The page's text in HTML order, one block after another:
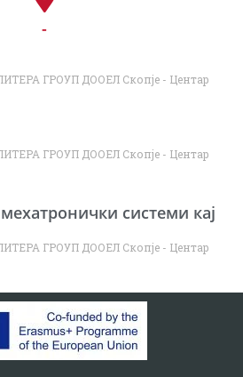
-
ГРОУП ДООЕЛ Скопје - Центар
ГРОУП ДООЕЛ Скопје - Центар
системи кај
ГРОУП ДООЕЛ Скопје - Центар